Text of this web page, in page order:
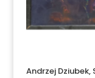
Andrzej Dziubek,